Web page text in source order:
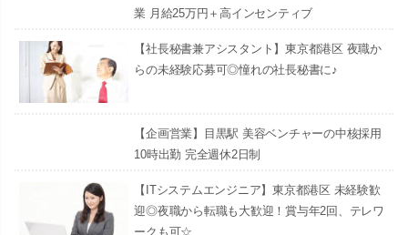
業 月給25万円＋高インセンティブ
【社長秘書兼アシスタント】東京都港区 夜職か
らの未経験応募可◎憧れの社長秘書に♪
【企画営業】目黒駅 美容ベンチャーの中核採用
10時出勤 完全週休2日制
【ITシステムエンジニア】東京都港区 未経験歓
迎◎夜職から転職も大歓迎！賞与年2回、テレワ
ークも可☆